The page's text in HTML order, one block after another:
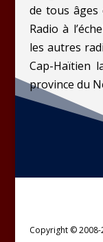
de tous
Radio à
les autres
Cap-Haïtien
province du
Copyright © 2008-